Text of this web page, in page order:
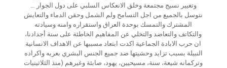
وتغيير نسيج مجتمعة وخلق الانعكاس السلبي على دول الجوار …
نتوسل بالجميع من اجل التسامح ولم الشمل وحقن الدماء والتعايش
المشترك والتمسك بوحدة العراق واستقراره وامنه وسيادته
والتكاتف والتعاضد والتخلي عن المفاهيم الخاطئة على سنة أجدادنا،
ان حرب الابادة الجماعية اكدت ابتعاد مسببها عن الاهداف الانسانية
النبيلة بسبب تزايد وحشيتها ضد جميع الجنس البشري بعربه واكراده
وتركمانه شيعة، سنة، مسيحيين، يهود، صابئة وغيرهم (منذ الثلاثينيات